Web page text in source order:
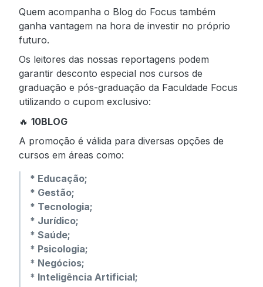
Quem acompanha o Blog do Focus também
ganha vantagem na hora de investir no próprio
futuro.
Os leitores das nossas reportagens podem
garantir desconto especial nos cursos de
graduação e pós-graduação da Faculdade Focus
utilizando o cupom exclusivo:
🔥 10BLOG
A promoção é válida para diversas opções de
cursos em áreas como:
* Educação;
* Gestão;
* Tecnologia;
* Jurídico;
* Saúde;
* Psicologia;
* Negócios;
* Inteligência Artificial;